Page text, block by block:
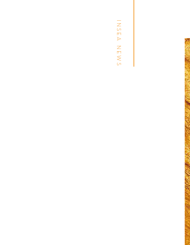
INSEA NEWS